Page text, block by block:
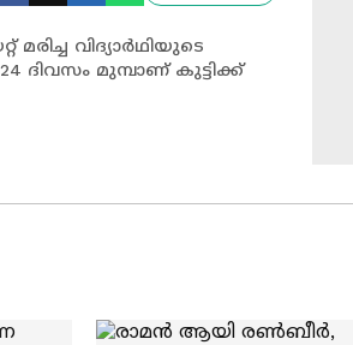
വിദ്യാർഥിയുടെ
ദിവസം മുമ്പാണ് കുട്ടിക്ക്